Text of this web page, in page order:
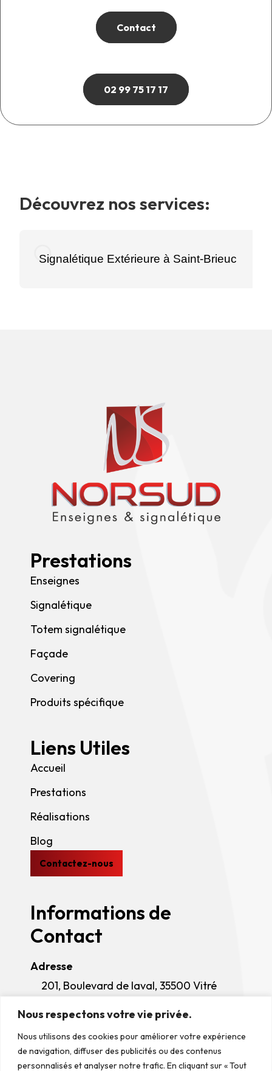
Manage Consent
To provide the best experiences, we use technologies like cookies to
store and/or access device information. Consenting to these
technologies will allow us to process data such as browsing behavior or
Nous respectons votre vie privée.
Nous utilisons des cookies pour améliorer votre expérience
de navigation, diffuser des publicités ou des contenus
personnalisés et analyser notre trafic. En cliquant sur « Tout
Contact
02 99 75 17 17
Découvrez nos services:
Signalétique Extérieure à Saint-Brieuc
Prestations
Enseignes
Signalétique
Totem signalétique
Façade
Covering
Produits spécifique
Liens Utiles
Accueil
Prestations
Réalisations
Blog
Contactez-nous
Informations de
Contact
Adresse
201, Boulevard de laval, 35500 Vitré
02 99 75 17 17
Horaires d'ouverture
Lundi - Jeudi: 08h00 - 12h00 / 13h30 -